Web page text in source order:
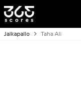
Jalkapallo Taha Ali